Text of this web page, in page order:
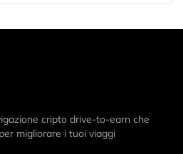
cripto drive-to-earn che
migliorare i tuoi viaggi